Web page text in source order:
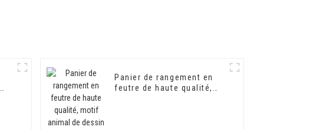
Panier de rangement en
feutre de haute qualité,